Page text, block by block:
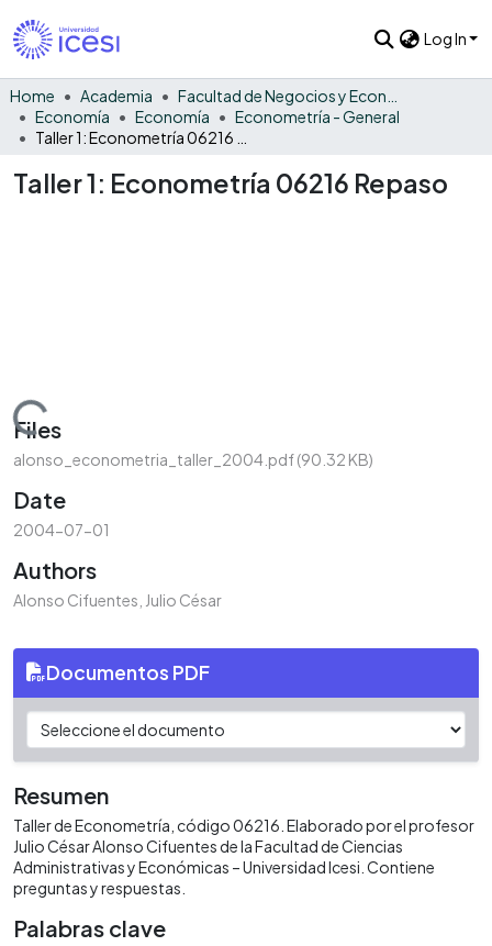
Log In
Home Academia
Economía
Economía
Econometría - General
Taller 1: Econometría 06216 Repaso
Loading...
Files
alonso_econometria_taller_2004.pdf(90.32 KB)
Date
2004-07-01
Authors
Alonso Cifuentes, Julio César
Documentos PDF
Resumen
Taller de Econometría, código 06216. Elaborado por el profesor
Julio César Alonso Cifuentes de la Facultad de Ciencias
Administrativas y Económicas – Universidad Icesi. Contiene
preguntas y respuestas.
Palabras clave